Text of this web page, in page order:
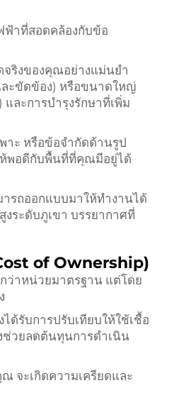
ฟ้าที่สอดคล้องกับข้อ
ริงของคุณอย่างแม่นยำ
ละขัดข้อง) หรือขนาดใหญ่
ละการบำรุงรักษาที่เพิ่ม
าะ หรือข้อจำกัดด้านรูป
ห้พอดีกับพื้นที่ที่คุณมีอยู่ได้
ารถออกแบบมาให้ทำงานได้
ระดับภูเขา บรรยากาศที่
of Ownership)
ว่าหน่วยมาตรฐาน แต่โดย
ด้รับการปรับเทียบให้ใช้เชื้อ
ช่วยลดต้นทุนการดำเนิน
จะเกิดความเครียดและ